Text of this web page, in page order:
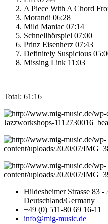
A Piece With A Chord
Morandi 06:28
Mild Maniac 07:14
Schnellhörspiel 07:00
Prinz Eisenherz 07:43
Definitely Suspicious
Missing Link 11:03
Total: 61:16
Hildesheimer Strasse 83 -
Deutschland/Germany
+49 (0) 511-80 69 16-11
info@mig-music.de